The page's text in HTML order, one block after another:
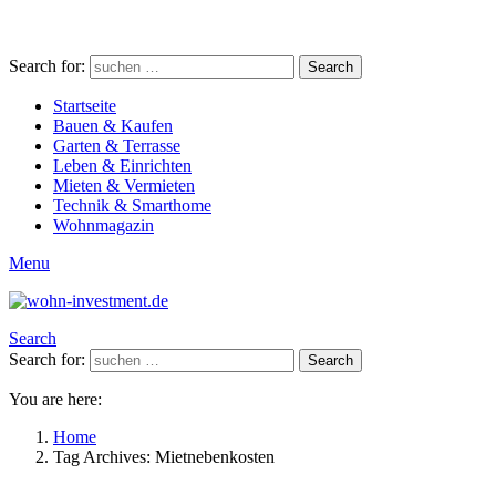
Search for: Search
Startseite
Bauen & Kaufen
Garten & Terrasse
Leben & Einrichten
Mieten & Vermieten
Technik & Smarthome
Wohnmagazin
Menu
Search
Search for:
Search
You are here:
Home
Tag Archives: Mietnebenkosten